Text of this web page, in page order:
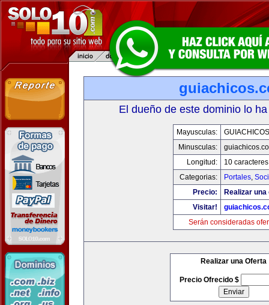
El dueño de este dominio lo
Mayusculas:
Minusculas:
Longitud:
10 caracteres
Categorias:
Portales,
Precio:
Realizar
Visitar!
Serán consideradas
Realizar una Oferta
Precio Ofrecido $